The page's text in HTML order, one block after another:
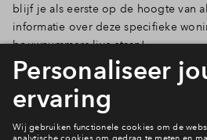
blijf je als eerste op de hoogte van
informatie over deze specifieke
bouwnummers live staan!
Bekijk de twee onder een